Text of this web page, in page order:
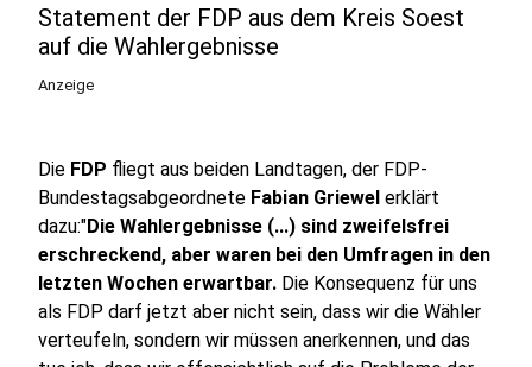
Statement der FDP aus dem Kreis Soest
auf die Wahlergebnisse
Anzeige
Die FDP fliegt aus beiden Landtagen, der FDP-
Bundestagsabgeordnete Fabian Griewel erklärt
dazu:"Die Wahlergebnisse (...) sind zweifelsfrei
erschreckend, aber waren bei den Umfragen in den
letzten Wochen erwartbar. Die Konsequenz für uns
als FDP darf jetzt aber nicht sein, dass wir die Wähler
verteufeln, sondern wir müssen anerkennen, und das